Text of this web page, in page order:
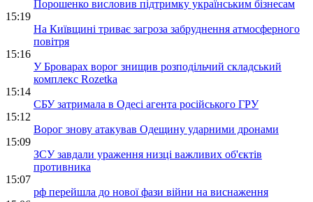
Порошенко висловив підтримку українським бізнесам
15:19
На Київщині триває загроза забруднення атмосферного
повітря
15:16
У Броварах ворог знищив розподільчий складський
комплекс Rozetka
15:14
СБУ затримала в Одесі агента російського ГРУ
15:12
Ворог знову атакував Одещину ударними дронами
15:09
ЗСУ завдали ураження низці важливих об'єктів
противника
15:07
рф перейшла до нової фази війни на виснаження